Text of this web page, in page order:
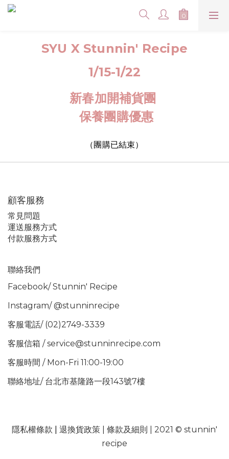
SYU X Stunnin' Recipe
1/15-1/22
新春加開補貨團​
保養團購優惠
（團購已結束）
顧客服務
常見問題
運送服務方式
付款服務方式
聯絡我們
Facebook/ Stunnin' Recipe
Instagram/ @stunninrecipe
客服電話/ (02)2749-3339
客服信箱 / service@stunninrecipe.com
客服時間 / Mon-Fri 11:00-19:00
聯絡地址/ 台北市基隆路一段143號7樓
隱私權條款 退換貨政策 條款及細則
| 2021 © stunnin'
recipe